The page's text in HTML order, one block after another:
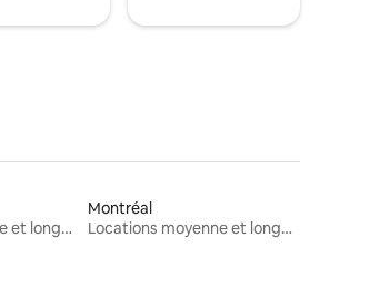
Locations moyenne et longue durée
Montréal
Locations moyenne et longue durée